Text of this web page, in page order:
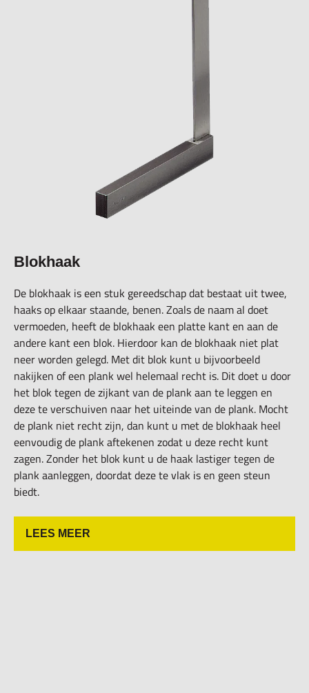
Blokhaak
De blokhaak is een stuk gereedschap dat bestaat uit twee,
haaks op elkaar staande, benen. Zoals de naam al doet
vermoeden, heeft de blokhaak een platte kant en aan de
andere kant een blok. Hierdoor kan de blokhaak niet plat
neer worden gelegd. Met dit blok kunt u bijvoorbeeld
nakijken of een plank wel helemaal recht is. Dit doet u door
het blok tegen de zijkant van de plank aan te leggen en
deze te verschuiven naar het uiteinde van de plank. Mocht
de plank niet recht zijn, dan kunt u met de blokhaak heel
eenvoudig de plank aftekenen zodat u deze recht kunt
zagen. Zonder het blok kunt u de haak lastiger tegen de
plank aanleggen, doordat deze te vlak is en geen steun
biedt.
LEES MEER